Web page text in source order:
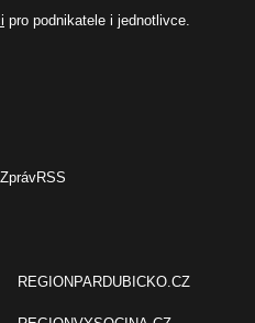
pro podnikatele i jednotlivce.
RSS
REGIONPARDUBICKO.CZ